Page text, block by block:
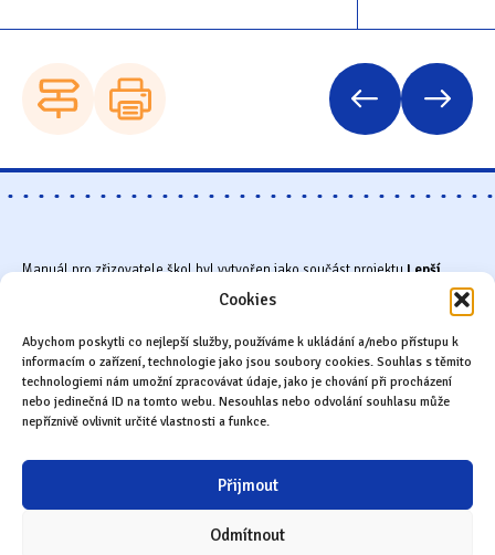
Cookies
Abychom poskytli co nejlepší služby, používáme k ukládání a/nebo přístupu k
informacím o zařízení, technologie jako jsou soubory cookies. Souhlas s těmito
technologiemi nám umožní zpracovávat údaje, jako je chování při procházení
nebo jedinečná ID na tomto webu. Nesouhlas nebo odvolání souhlasu může
nepříznivě ovlivnit určité vlastnosti a funkce.
Přijmout
Odmítnout
Manuál pro zřizovatele škol byl vytvořen jako součást projektuLepší
programu Active Citizens Fund, jehož cílem je podpora občanské
financován z Fondů EHP a Norska.